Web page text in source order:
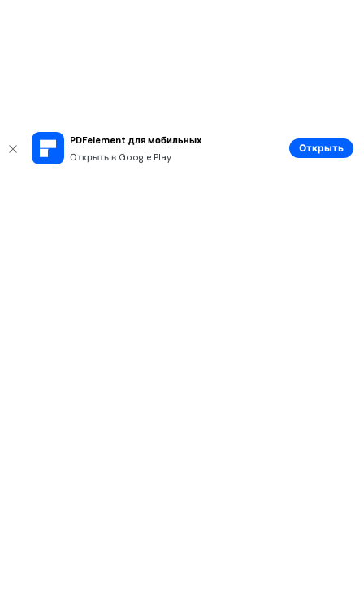
PDFelement для мобильных
Открыть в Google Play
Открыть